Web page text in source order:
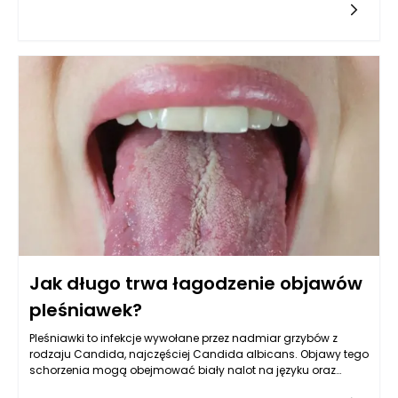
Pojemność mebli łazienkowych, ich układ oraz kolorystyka
mają ogromne znaczenie w małych łazienkach, gdzie każdy
detal może wpłynąć na postrzeganą przestronność wnętrza.
Jak długo trwa łagodzenie objawów
pleśniawek?
Pleśniawki to infekcje wywołane przez nadmiar grzybów z
rodzaju Candida, najczęściej Candida albicans. Objawy tego
schorzenia mogą obejmować biały nalot na języku oraz